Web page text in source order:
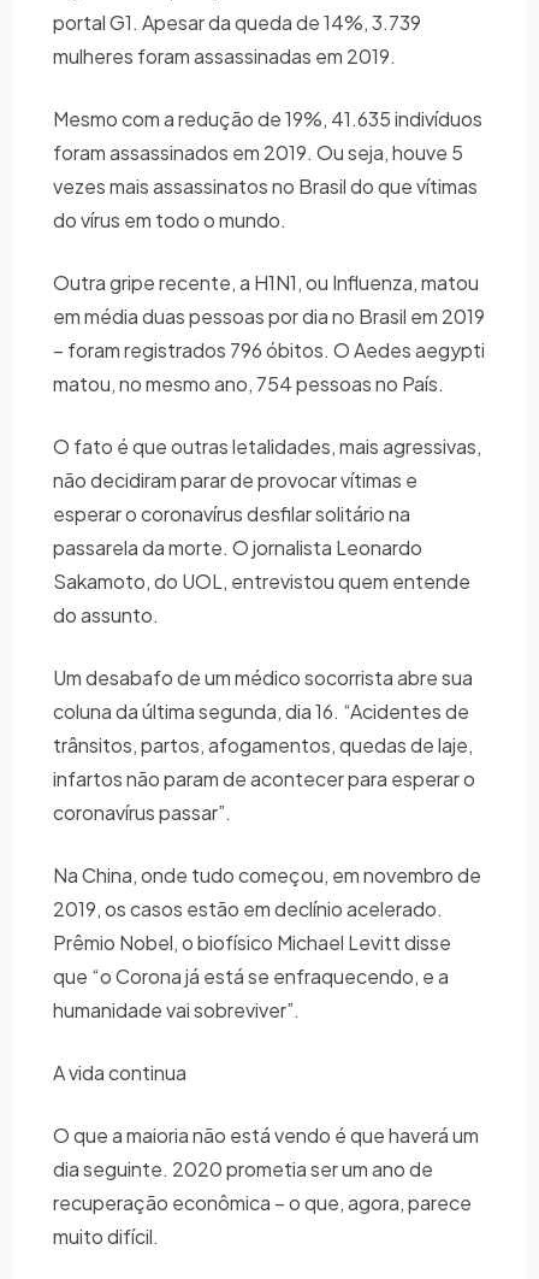
portal G1. Apesar da queda de 14%, 3.739
mulheres foram assassinadas em 2019.
Mesmo com a redução de 19%, 41.635 indivíduos
foram assassinados em 2019. Ou seja, houve 5
vezes mais assassinatos no Brasil do que vítimas
do vírus em todo o mundo.
Outra gripe recente, a H1N1, ou Influenza, matou
em média duas pessoas por dia no Brasil em 2019
– foram registrados 796 óbitos. O Aedes aegypti
matou, no mesmo ano, 754 pessoas no País.
O fato é que outras letalidades, mais agressivas,
não decidiram parar de provocar vítimas e
esperar o coronavírus desfilar solitário na
passarela da morte. O jornalista Leonardo
Sakamoto, do UOL, entrevistou quem entende
do assunto.
Um desabafo de um médico socorrista abre sua
coluna da última segunda, dia 16. “Acidentes de
trânsitos, partos, afogamentos, quedas de laje,
infartos não param de acontecer para esperar o
coronavírus passar”.
Na China, onde tudo começou, em novembro de
2019, os casos estão em declínio acelerado.
Prêmio Nobel, o biofísico Michael Levitt disse
que “o Corona já está se enfraquecendo, e a
humanidade vai sobreviver”.
A vida continua
O que a maioria não está vendo é que haverá um
dia seguinte. 2020 prometia ser um ano de
recuperação econômica – o que, agora, parece
muito difícil.